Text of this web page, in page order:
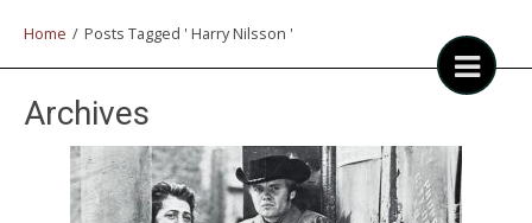
Home / Posts Tagged ' Harry Nilsson '
Archives